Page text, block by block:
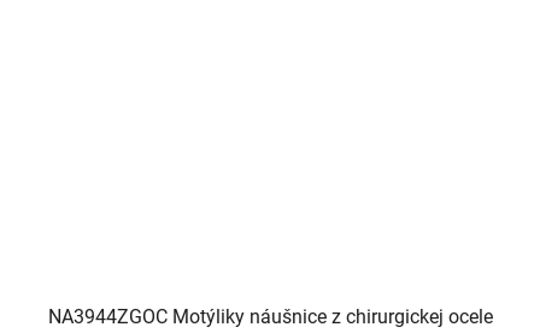
NA3944ZGOC Motýliky náušnice z chirurgickej ocele